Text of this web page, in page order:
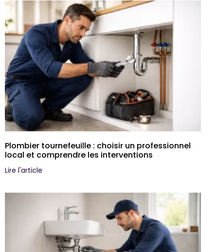
Plombier tournefeuille : choisir un professionnel
local et comprendre les interventions
Lire l'article